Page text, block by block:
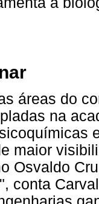
áreas do
na
maior
Osvaldo
conta